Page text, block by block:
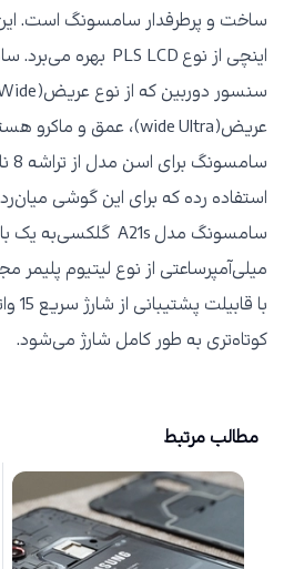
اینچی از نوع PLS LCD
سنسور دوربین که از نوع عریض(
عریض(Ultra
wide)، عمق و ماکرو
استفاده رده که برای این گوشی
سامسونگ مدل گلکسی A21s
میلی‌آمپرساعتی از نوع لیتیوم پلیمر
با
کوتاه‌تری به طور کامل شارژ می‌شود.
مطالب مرتبط